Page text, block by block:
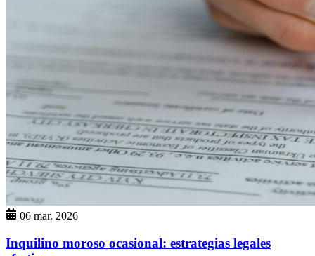
06 mar. 2026
Inquilino moroso ocasional: estrategias legales